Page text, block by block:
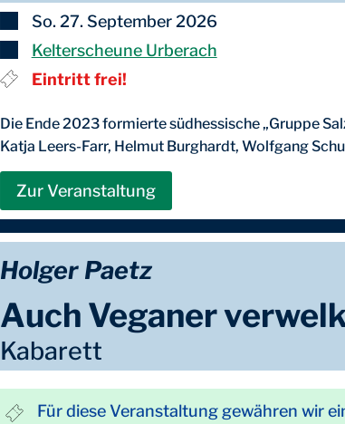
So. 27. September 2026
Kelterscheune Urberach
Eintritt frei!
Die Ende 2023 formierte südhessische „Gruppe
Katja Leers-Farr, Helmut Burghardt, Wolfgang
Zur Veranstaltung
Holger Paetz
Auch Veganer
Kabarett
Für diese Veranstaltung gewähren wir